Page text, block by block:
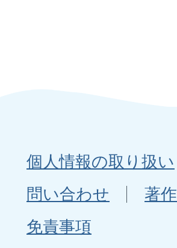
個人情報の取り扱い
問い合わせ
著
免責事項